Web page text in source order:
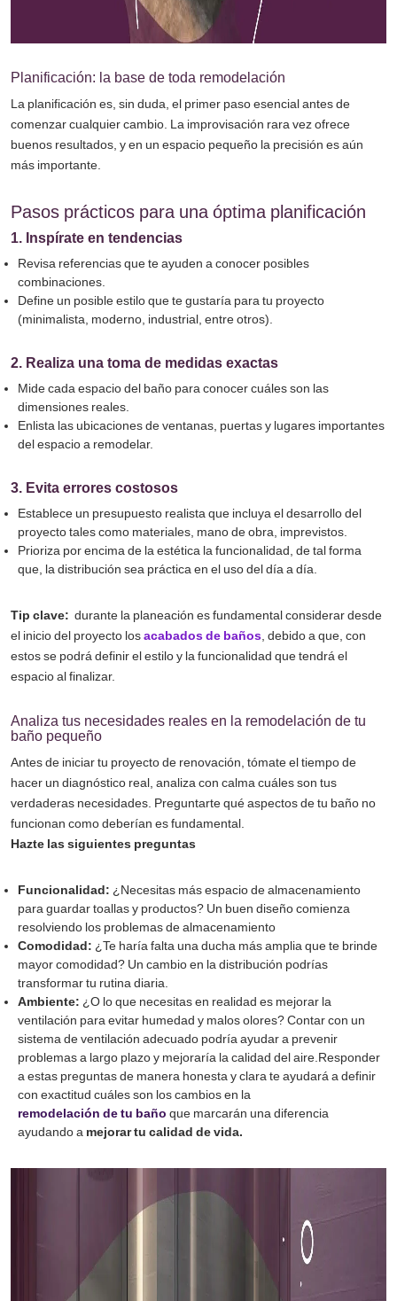
Planificación: la base de toda remodelación
La planificación es, sin duda, el primer paso esencial antes de
comenzar cualquier cambio. La improvisación rara vez ofrece
buenos resultados, y en un espacio pequeño la precisión es aún
más importante.
Pasos prácticos para una óptima planificación
1. Inspírate en tendencias
Revisa referencias que te ayuden a conocer posibles
combinaciones.
Define un posible estilo que te gustaría para tu proyecto
(minimalista, moderno, industrial, entre otros).
2. Realiza una toma de medidas exactas
Mide cada espacio del baño para conocer cuáles son las
dimensiones reales.
Enlista las ubicaciones de ventanas, puertas y lugares importantes
del espacio a remodelar.
3. Evita errores costosos
Establece un presupuesto realista que incluya el desarrollo del
proyecto tales como materiales, mano de obra, imprevistos.
Prioriza por encima de la estética la funcionalidad, de tal forma
que, la distribución sea práctica en el uso del día a día.
Tip clave: durante la planeación es fundamental considerar desde
el inicio del proyecto losacabados de baños, debido a que, con
estos se podrá definir el estilo y la funcionalidad que tendrá el
espacio al finalizar.
Analiza tus necesidades reales en la remodelación de tu
baño pequeño
Antes de iniciar tu proyecto de renovación, tómate el tiempo de
hacer un diagnóstico real, analiza con calma cuáles son tus
verdaderas necesidades. Preguntarte qué aspectos de tu baño no
funcionan como deberían es fundamental.
Hazte las siguientes preguntas
Funcionalidad: ¿Necesitas más espacio de almacenamiento
para guardar toallas y productos? Un buen diseño comienza
resolviendo los problemas de almacenamiento
Comodidad: ¿Te haría falta una ducha más amplia que te brinde
mayor comodidad? Un cambio en la distribución podrías
transformar tu rutina diaria.
Ambiente: ¿O lo que necesitas en realidad es mejorar la
ventilación para evitar humedad y malos olores? Contar con un
sistema de ventilación adecuado podría ayudar a prevenir
problemas a largo plazo y mejoraría la calidad del aire.Responder
a estas preguntas de manera honesta y clara te ayudará a definir
con exactitud cuáles son los cambios en la
remodelación de tu baño que marcarán una diferencia
ayudando a mejorar tu calidad de vida.